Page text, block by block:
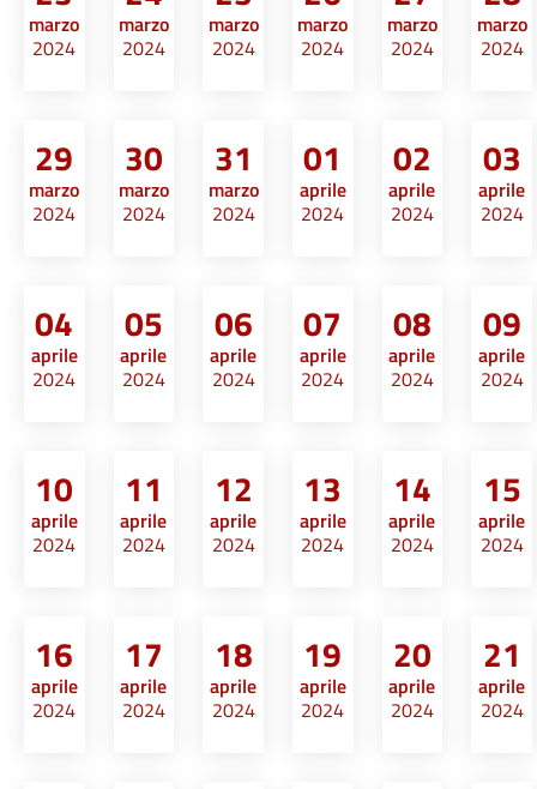
marzo
2024
marzo
2024
marzo
2024
marzo
2024
marzo
2024
marzo
2024
29
marzo
2024
30
marzo
2024
31
marzo
2024
01
aprile
2024
02
aprile
2024
03
aprile
2024
04
aprile
2024
05
aprile
2024
06
aprile
2024
07
aprile
2024
08
aprile
2024
09
aprile
2024
10
aprile
2024
11
aprile
2024
12
aprile
2024
13
aprile
2024
14
aprile
2024
15
aprile
2024
16
aprile
2024
17
aprile
2024
18
aprile
2024
19
aprile
2024
20
aprile
2024
21
aprile
2024